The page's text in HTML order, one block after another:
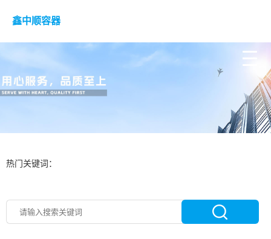
鑫中顺容器
热门关键词：